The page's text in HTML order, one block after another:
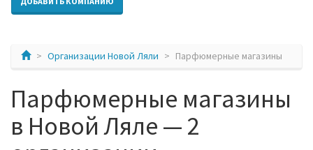
Организации Новой Ляли Парфюмерные магазины
Парфюмерные магазины
в Новой Ляле — 2